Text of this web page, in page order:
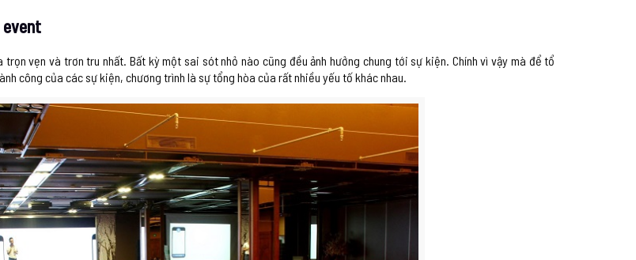
vẹn và trơn tru nhất. Bất kỳ một sai sót nhỏ nào cũng đều ảnh hưởng chung tới sự kiện. Chính vì vậy mà để tổ
công của các sự kiện, chương trình là sự tổng hòa của rất nhiều yếu tố khác nhau.